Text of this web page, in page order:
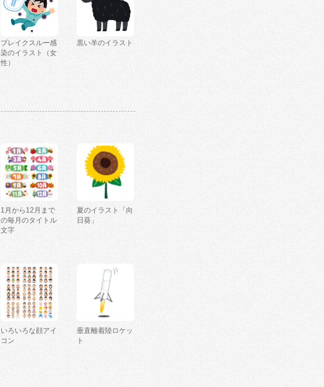
ブレイクスルー感
染のイラスト（女
性）
黒い羊のイラスト
1月から12月まで
の毎月のタイトル
文字
夏のイラスト「向
日葵」
いろいろな顔アイ
コン
垂直離着陸ロケッ
ト